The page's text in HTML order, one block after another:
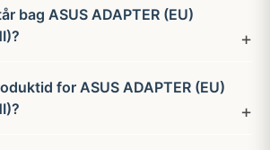
bag ASUS ADAPTER (EU)
for ASUS ADAPTER (EU)